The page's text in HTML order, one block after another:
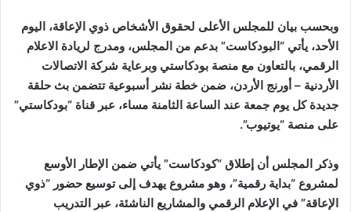
وبحسب بيان للمجلس الأعلى لحقوق الأشخاص ذوي الإعاقة، اليوم
الأحد، يأتي “البودكاست” بدعم من المجلس، ومدرج لريادة الاعلام
الرقمي، بالتعاون مع منصة بودكاستي وبرعاية شركة الاتصالات
الأردنية – أورنج الأردن، ضمن خطة نشر أسبوعية تتضمن بث حلقة
جديدة كل يوم جمعة عند الساعة الثامنة مساء، عبر قناة “بودكاستي”
على منصة “يوتيوب”.
وذكر المجلس أن إطلاق “كودكاست” يأتي ضمن الإطار الأوسع
لمشروع “بداية رقمية”، وهو مشروع يهدف إلى توسيع حضور “ذوي
الإعاقة” في الإعلام الرقمي والمشاريع الناشئة، عبر التدريب